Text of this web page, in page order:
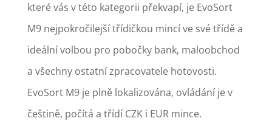
které vás v této kategorii překvapí, je EvoSort
M9 nejpokročilejší třídičkou mincí ve své třídě a
ideální volbou pro pobočky bank, maloobchod
a všechny ostatní zpracovatele hotovosti.
EvoSort M9 je plně lokalizována, ovládání je v
češtině, počítá a třídí CZK i EUR mince.